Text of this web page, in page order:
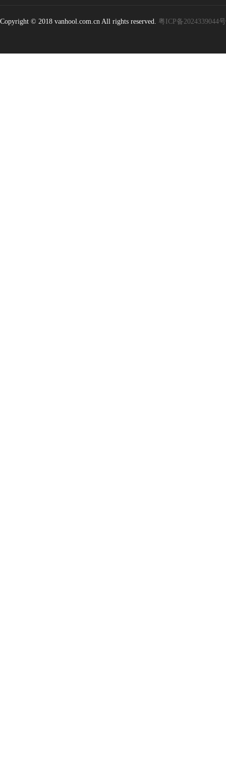
Copyright © 2018 vanhool.com.cn All rights reserved. 粤ICP备2024339044号